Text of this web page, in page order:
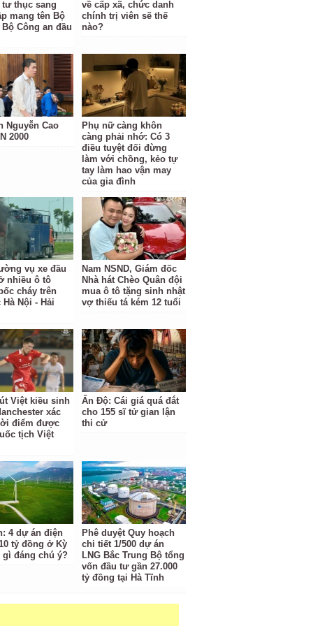
thục sang
mang tên Bộ
Công an đầu
về cấp xã, chức danh
chính trị viên sẽ thế
nào?
Nguyễn Cao
2000
Phụ nữ càng khôn
càng phải nhớ: Có 3
điều tuyệt đối đừng
làm với chồng, kẻo tự
tay làm hao vận may
của gia đình
vụ xe đầu
nhiều ô tô
cháy trên
Hà Nội - Hải
Nam NSND, Giám đốc
Nhà hát Chèo Quân đội
mua ô tô tặng sinh nhật
vợ thiếu tá kém 12 tuổi
Việt kiều sinh
xác
điểm được
tịch Việt
Ấn Độ: Cái giá quá đắt
cho 155 sĩ tử gian lận
thi cử
4 dự án điện
tỷ đồng ở Kỳ
gì đáng chú ý?
Phê duyệt Quy hoạch
chi tiết 1/500 dự án
LNG Bắc Trung Bộ tổng
vốn đầu tư gần 27.000
tỷ đồng tại Hà Tĩnh